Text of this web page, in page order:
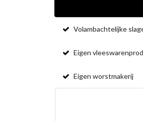
Volambachtelijke
Eigen
Eigen worstmakerij